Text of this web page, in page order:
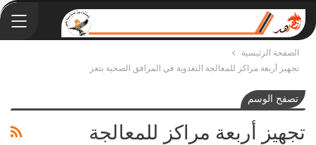
الصفحة الرئيسية
تجهيز أربعة مراكز للمعالجة التغذوية في المرافق الصحية بتعز
تصفح الوسم
تجهيز أربعة مراكز للمعالجة